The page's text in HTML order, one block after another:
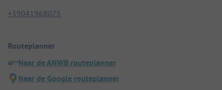
+39041968075
Routeplanner
Naar de ANWB routeplanner
Naar de Google routeplanner